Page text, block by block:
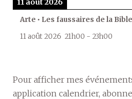
11 août 2026
Arte • Les faussaires de la Bible
11 août 2026 21h00 - 23h00
Pour afficher mes
application calendrier,